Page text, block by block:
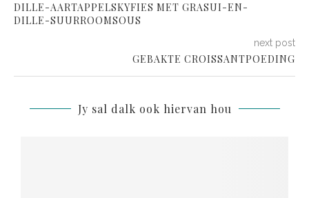
DILLE-AARTAPPELSKYFIES MET GRASUI-EN-
DILLE-SUURROOMSOUS
next post
GEBAKTE CROISSANTPOEDING
Jy sal dalk ook hiervan hou